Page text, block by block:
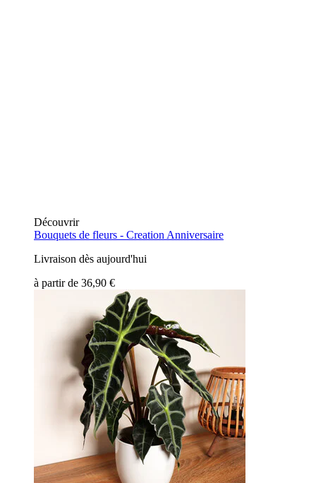
Découvrir
Bouquets de fleurs - Creation Anniversaire
Livraison dès aujourd'hui
à partir de 36,90 €